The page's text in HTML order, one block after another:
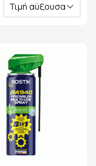
Τιμή αύξουσα